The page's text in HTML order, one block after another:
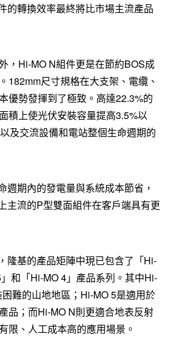
的轉換效率最終將比市場主流產品
，Hi-MO N組件更是在節約BOS成
182mm尺寸規格在大支架、電纜、
優勢發揮到了極致。高達22.3%的
積上使光伏安裝容量提高3.5%以
及交流設備和電站整個生命週期的
週期內的發電量與系統成本節省，
主流的P型雙面組件在客戶端具有更
隆基的產品矩陣中現已包含了「Hi-
和「Hi-MO 4」產品系列。其中Hi-
難的山地地區；Hi-MO 5是適用於
品；而Hi-MO N則更適合地表反射
限、人工成本高的應用場景。